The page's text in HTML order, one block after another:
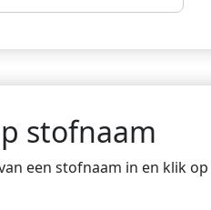
stofnaam
een stofnaam in en klik